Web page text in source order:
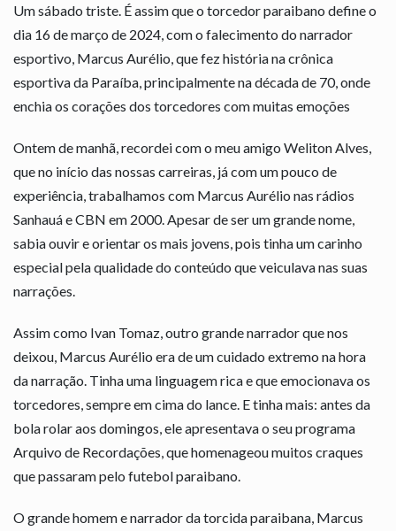
Um sábado triste. É assim que o torcedor paraibano define o
dia 16 de março de 2024, com o falecimento do narrador
esportivo, Marcus Aurélio, que fez história na crônica
esportiva da Paraíba, principalmente na década de 70, onde
enchia os corações dos torcedores com muitas emoções
Ontem de manhã, recordei com o meu amigo Weliton Alves,
que no início das nossas carreiras, já com um pouco de
experiência, trabalhamos com Marcus Aurélio nas rádios
Sanhauá e CBN em 2000. Apesar de ser um grande nome,
sabia ouvir e orientar os mais jovens, pois tinha um carinho
especial pela qualidade do conteúdo que veiculava nas suas
narrações.
Assim como Ivan Tomaz, outro grande narrador que nos
deixou, Marcus Aurélio era de um cuidado extremo na hora
da narração. Tinha uma linguagem rica e que emocionava os
torcedores, sempre em cima do lance. E tinha mais: antes da
bola rolar aos domingos, ele apresentava o seu programa
Arquivo de Recordações, que homenageou muitos craques
que passaram pelo futebol paraibano.
O grande homem e narrador da torcida paraibana, Marcus